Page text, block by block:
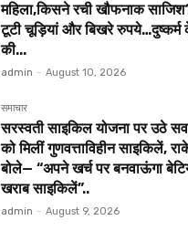
महिला,किसने रची खौफनाक
टूटी चूड़ियां और बिखरे रुपये…दुष्कर्म
की...
admin - August 10, 2026
समाचार
सरस्वती साइकिल योजना पर उठे
को मिलीं गुणवत्ताविहीन साइकिलें,
बोले— “अपने खर्च पर बनवाऊंगा
खराब साइकिलें”..
admin - August 9, 2026